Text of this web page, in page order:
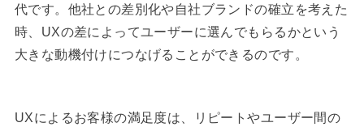
代です。他社との差別化や自社ブランドの確立を考えた
時、UXの差によってユーザーに選んでもらるかという
大きな動機付けにつなげることができるのです。
UXによるお客様の満足度は、リピートやユーザー間の